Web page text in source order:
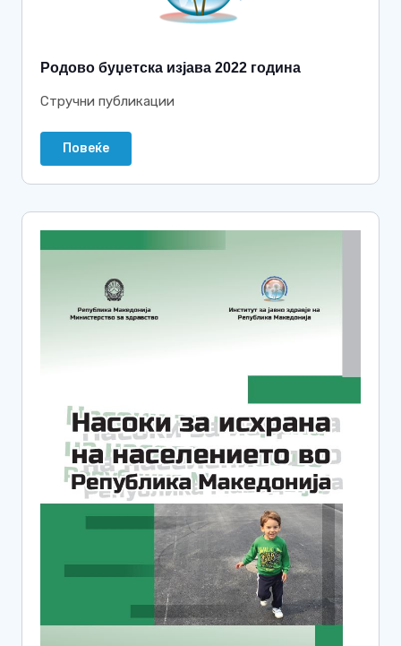
Родово буџетска изјава 2022 година
Стручни публикации
Повеќе